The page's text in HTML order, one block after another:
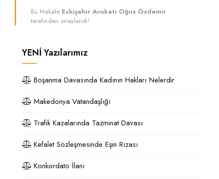
Bu Makale Eskişehir Avukatı Oğuz Özdemir
tarafından onaylandı!
YENİYazılarımız
Boşanma Davasında Kadının Hakları Nelerdir
Makedonya Vatandaşlığı
Trafik Kazalarında Tazminat Davası
Kefalet Sözleşmesinde Eşin Rızası
Konkordato İlanı